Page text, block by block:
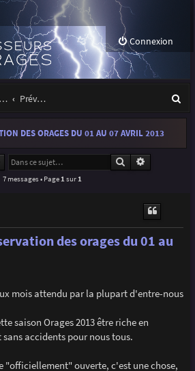
Connexion
des orages Prévisions et suivis des orages
e
DES ORAGES DU 01 AU 07 AVRIL 2013
Rechercher
7 messages • Page 1 sur 1
des orages du 01 au
mois attendu par la plupart d'entre-nous
saison Orages 2013 être riche en
accidents pour nous tous.
"officiellement" ouverte, c'est une chose,